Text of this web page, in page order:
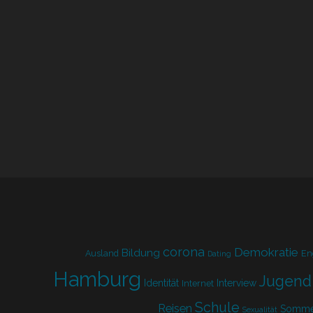
Ausland Bildung corona Dating Demokratie
Hamburg Identität Internet Interview Jugend
Reisen Schule Sexualität